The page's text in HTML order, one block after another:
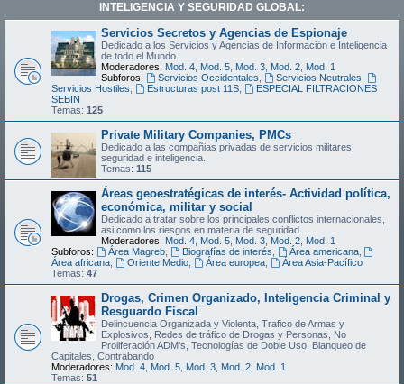
INTELIGENCIA Y SEGURIDAD GLOBAL:
Servicios Secretos y Agencias de Espionaje
Dedicado a los Servicios y Agencias de Información e Inteligencia
de todo el Mundo.
Moderadores: Mod. 4 Mod. 5 Mod. 3 Mod. 2 Mod. 1
Subforos:
Servicios Occidentales Servicios Neutrales
Servicios Hostiles
Estructuras post 11S,
ESPECIAL FILTRACIONES
SEBIN
Temas: 125
Private Military Companies, PMCs
Dedicado a las compañias privadas de servicios militares,
seguridad e inteligencia.
Temas: 115
Áreas geoestratégicas de interés- Actividad política,
económica, militar y social
Dedicado a tratar sobre los principales conflictos internacionales,
asi como los riesgos en materia de seguridad.
Moderadores: Mod. 4 Mod. 5 Mod. 3 Mod. 2 Mod. 1
Subforos:
Área Magreb, Biografías de interés Área americana,
Área africana
Oriente Medio, Área europea,
Área Asia-Pacífico
Temas: 47
Drogas, Crimen Organizado, Inteligencia Criminal y
Resguardo Fiscal
Delincuencia Organizada y Violenta, Trafico de Armas y
Explosivos, Redes de tráfico de Drogas y Personas, No
Proliferación ADM's, Tecnologías de Doble Uso, Blanqueo de
Capitales, Contrabando
Moderadores: Mod. 4 Mod. 5 Mod. 3 Mod. 2 Mod. 1
Temas: 51